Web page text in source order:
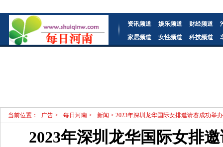
资讯频道 娱乐频道 财经频道
家居频道
女性频道 科技频道
当前位置： 广告 > 每日河南 > 新闻 > 2023年深圳龙华国际女排邀请赛成功举办
2023年深圳龙华国际女排